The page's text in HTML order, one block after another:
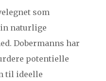
som
naturlige
Dobermanns har
potentielle
til ideelle